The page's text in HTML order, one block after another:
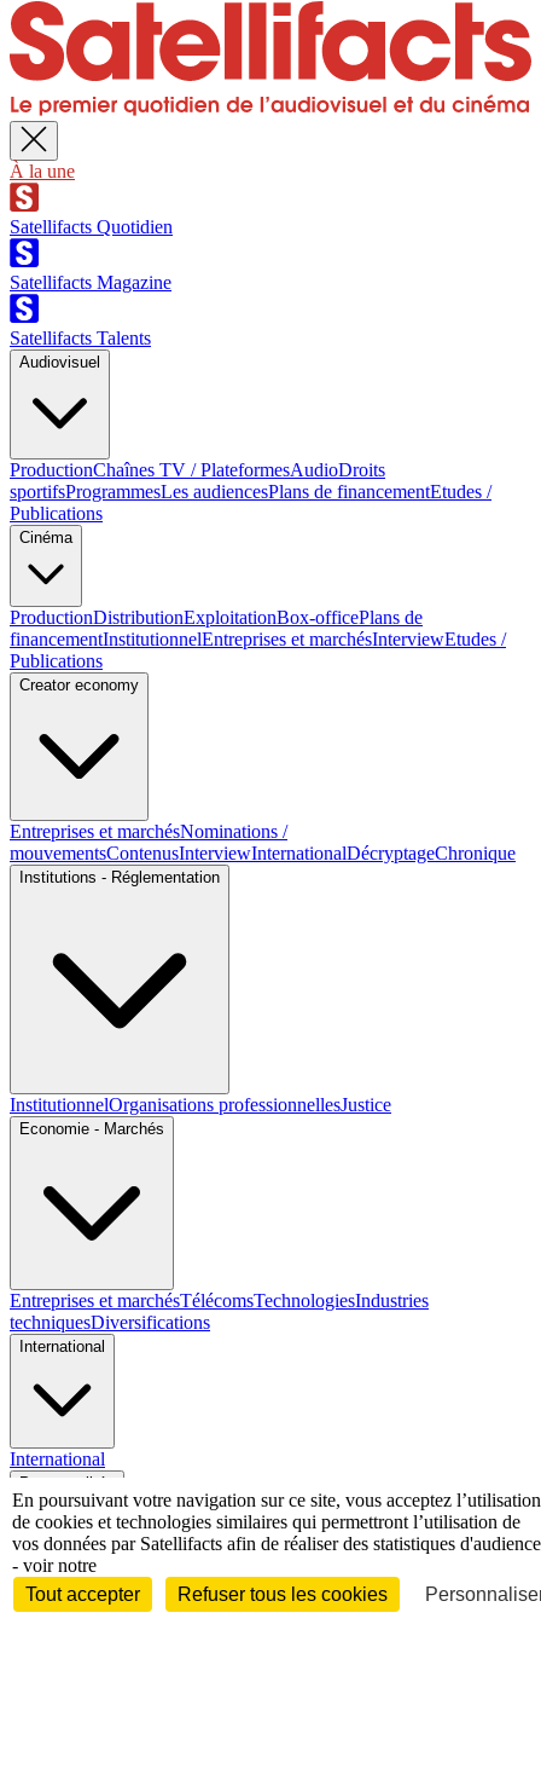
À la une
Satellifacts Quotidien
Satellifacts Magazine
Satellifacts Talents
Audiovisuel
ProductionChaînes TV / PlateformesAudioDroits
sportifsProgrammesLes audiencesPlans de financementEtudes /
Publications
Cinéma
ProductionDistributionExploitationBox-officePlans de
financementInstitutionnelEntreprises et marchésInterviewEtudes /
Publications
Creator economy
Entreprises et marchésNominations /
mouvementsContenusInterviewInternationalDécryptageChronique
Institutions - Réglementation
InstitutionnelOrganisations professionnellesJustice
Economie - Marchés
Entreprises et marchésTélécomsTechnologiesIndustries
techniquesDiversifications
International
International
Personnalités
InterviewBiographies Nominations /
En poursuivant votre navigation sur ce site, vous acceptez l’utilisation
de cookies et technologies similaires qui permettront l’utilisation de
vos données par Satellifacts afin de réaliser des statistiques d'audience
- voir notre
Tout accepter
Refuser tous les cookies